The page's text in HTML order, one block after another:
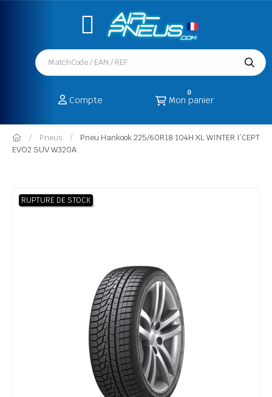
Compte Mon panier
0
Pneus
Pneu Hankook 225/60R18 104H XL WINTER I`CEPT
EVO2 SUV W320A
RUPTURE DE STOCK